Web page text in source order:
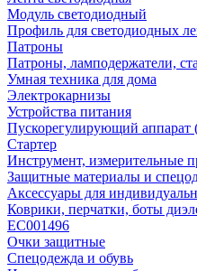
Модуль светодиодный
Профиль для светодиодных
Патроны
Патроны, ламподержатели,
Умная техника для дома
Электрокарнизы
Устройства питания
Пускорегулирующий
Стартер
Инструмент, измерительные
Защитные материалы и
Аксессуары для
Коврики, перчатки, боты
EC001496
Очки защитные
Спецодежда и обувь